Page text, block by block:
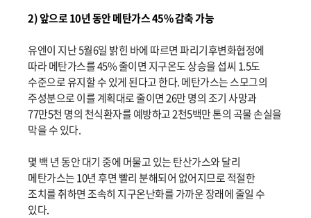
2) 앞으로 10년 동안 메탄가스 45% 감축 가능
유엔이 지난 5월6일 밝힌 바에 따르면 파리기후변화협정에
따라 메탄가스를 45% 줄이면 지구온도 상승을 섭씨 1.5도
수준으로 유지할 수 있게 된다고 한다. 메탄가스는 스모그의
주성분으로 이를 계획대로 줄이면 26만 명의 조기 사망과
77만5천 명의 천식환자를 예방하고 2천5백만 톤의 곡물 손실을
막을 수 있다.
몇 백 년 동안 대기 중에 머물고 있는 탄산가스와 달리
메탄가스는 10년 후면 빨리 분해되어 없어지므로 적절한
조치를 취하면 조속히 지구온난화를 가까운 장래에 줄일 수
있다.